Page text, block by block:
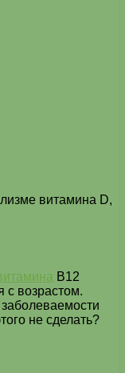
витамина D,
В12
с возрастом.
не сделать?